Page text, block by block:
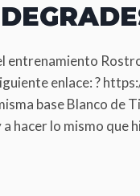
entrenamiento
enlace: ?
base Blanco de
hacer lo mismo que